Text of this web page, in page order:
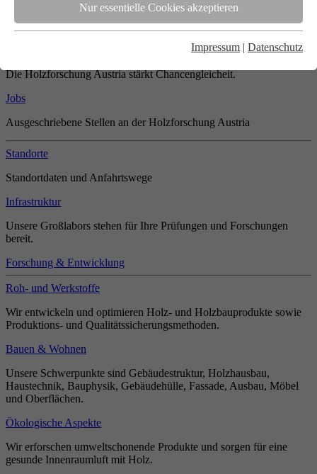
Nur essentielle Cookies akzeptieren
Impressum | Datenschutz
Unsere gesamte Kompetenz ist in unseren Mitarbeiter:innen
gebündelt
Die Holzforschung Austria stärkt Chancengleicheit.
Jobs
Ausgeschriebene Stellen an der Holzforschung Austria
Standorte
Standortdaten und Anfahrtswege
Infrastruktur
Unsere Großlabors stehen für Ihre Prüfungen und Forschungen
bereit.
Forschung & Entwicklung
Roh- und Werkstoffe
Wir entwickeln und optimieren Holz- und Holzbauprodukte sowie
Produktions- und Qualitätssicherungsmethoden.
Bauen & Wohnen
Unsere Schwerpunkte sind Gebäudestruktur, Holzhausbau,
Haustechnik, Bauphysik, Gebäudehülle, Fassade, Ausbau, Möbel
und Oberflächen.
Ökologische Aspekte
Wir erforschen umweltschonende Produkte und sorgen für eine
gesunde Innenraumluft mit Holz.